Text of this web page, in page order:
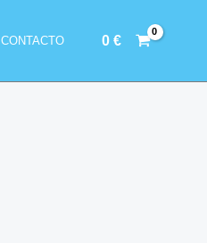
CONTACTO 0 €